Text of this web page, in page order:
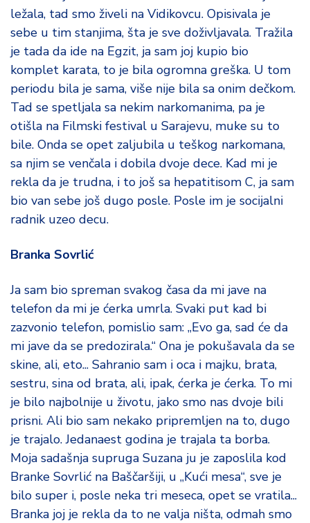
ležala, tad smo živeli na Vidikovcu. Opisivala je
sebe u tim stanjima, šta je sve doživljavala. Tražila
je tada da ide na Egzit, ja sam joj kupio bio
komplet karata, to je bila ogromna greška. U tom
periodu bila je sama, više nije bila sa onim dečkom.
Tad se spetljala sa nekim narkomanima, pa je
otišla na Filmski festival u Sarajevu, muke su to
bile. Onda se opet zaljubila u teškog narkomana,
sa njim se venčala i dobila dvoje dece. Kad mi je
rekla da je trudna, i to još sa hepatitisom C, ja sam
bio van sebe još dugo posle. Posle im je socijalni
radnik uzeo decu.
Branka Sovrlić
Ja sam bio spreman svakog časa da mi jave na
telefon da mi je ćerka umrla. Svaki put kad bi
zazvonio telefon, pomislio sam: „Evo ga, sad će da
mi jave da se predozirala.“ Ona je pokušavala da se
skine, ali, eto... Sahranio sam i oca i majku, brata,
sestru, sina od brata, ali, ipak, ćerka je ćerka. To mi
je bilo najbolnije u životu, jako smo nas dvoje bili
prisni. Ali bio sam nekako pripremljen na to, dugo
je trajalo. Jedanaest godina je trajala ta borba.
Moja sadašnja supruga Suzana ju je zaposlila kod
Branke Sovrlić na Baščaršiji, u „Kući mesa“, sve je
bilo super i, posle neka tri meseca, opet se vratila...
Branka joj je rekla da to ne valja ništa, odmah smo